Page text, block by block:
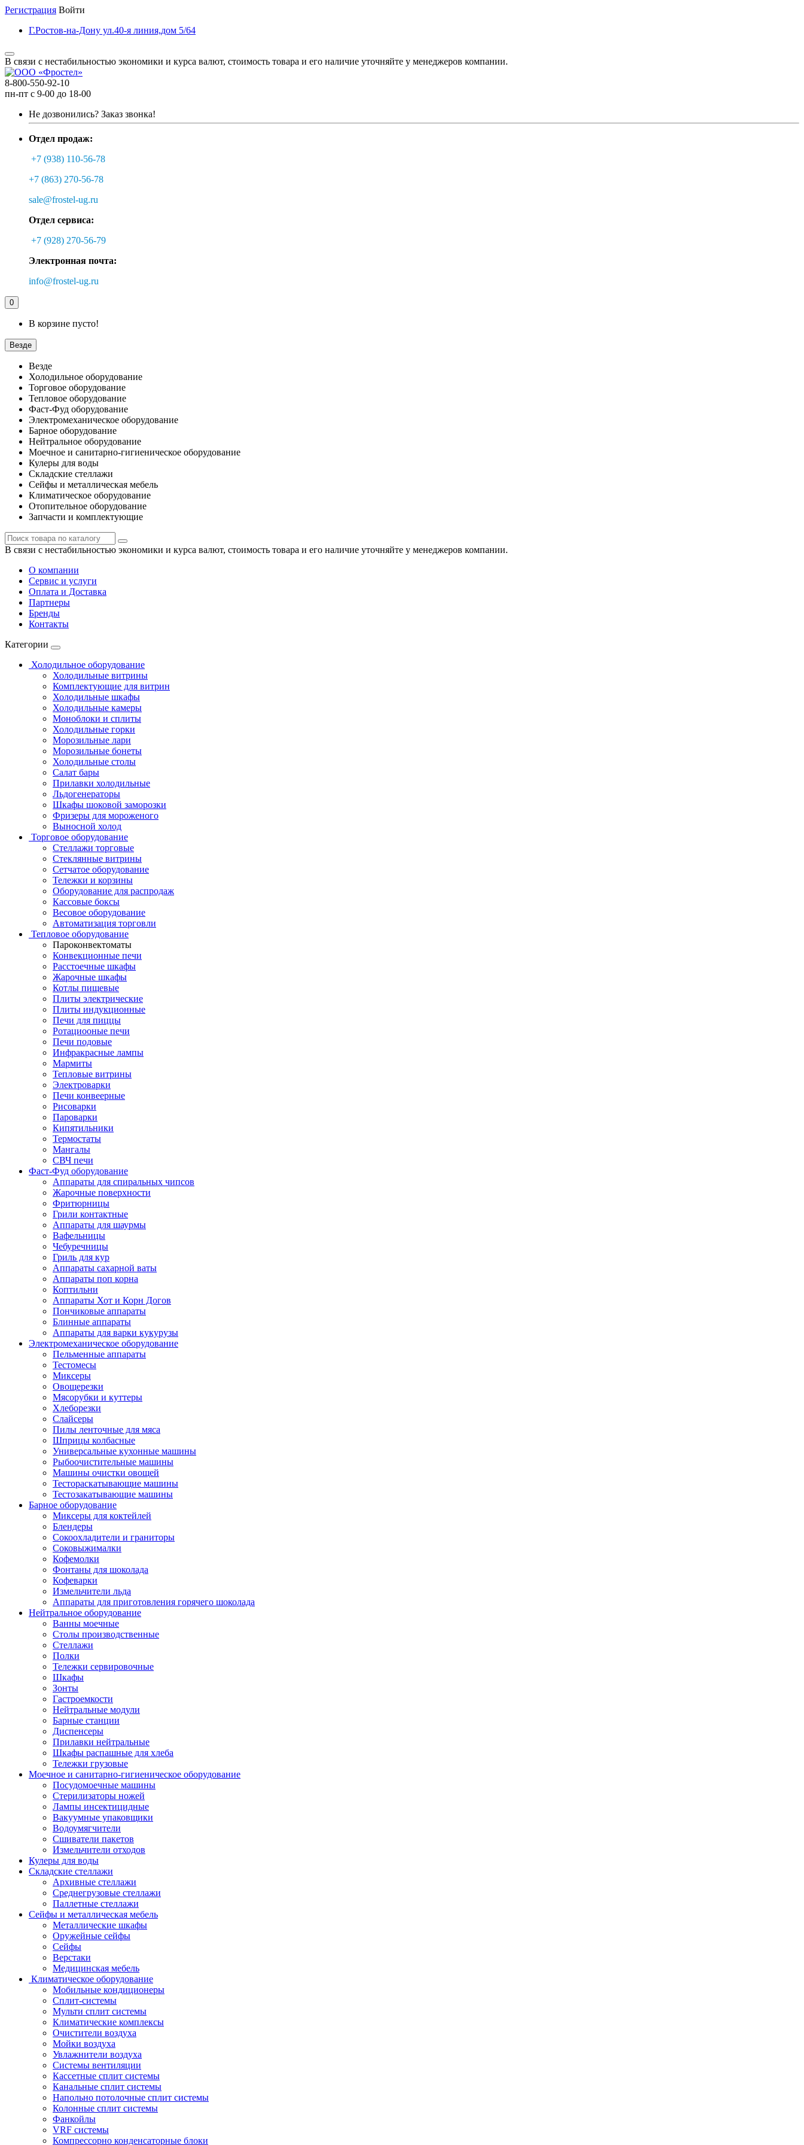
Регистрация Войти
Г.Ростов-на-Дону ул.40-я линия,дом 5/64
В связи с нестабильностью экономики и курса валют, стоимость товара и его наличие уточняйте у менеджеров компании.
8-800-550-92-10
пн-пт с 9-00 до 18-00
Не дозвонились? Заказ звонка!
Отдел продаж:
+7 (938) 110-56-78
+7 (863) 270-56-78
sale@frostel-ug.ru
Отдел сервиса:
+7 (928) 270-56-79
Электронная почта:
info@frostel-ug.ru
0
В корзине пусто!
Везде
Везде
Холодильное оборудование
Торговое оборудование
Тепловое оборудование
Фаст-Фуд оборудование
Электромеханическое оборудование
Барное оборудование
Нейтральное оборудование
Моечное и санитарно-гигиеническое оборудование
Кулеры для воды
Складские стеллажи
Сейфы и металлическая мебель
Климатическое оборудование
Отопительное оборудование
Запчасти и комплектующие
В связи с нестабильностью экономики и курса валют, стоимость товара и его наличие уточняйте у менеджеров компании.
О компании
Сервис и услуги
Оплата и Доставка
Партнеры
Бренды
Контакты
Категории
Холодильное оборудование
Холодильные витрины
Комплектующие для витрин
Холодильные шкафы
Холодильные камеры
Моноблоки и сплиты
Холодильные горки
Морозильные лари
Морозильные бонеты
Холодильные столы
Салат бары
Прилавки холодильные
Льдогенераторы
Шкафы шоковой заморозки
Фризеры для мороженого
Выносной холод
Торговое оборудование
Стеллажи торговые
Стеклянные витрины
Сетчатое оборудование
Тележки и корзины
Оборудование для распродаж
Кассовые боксы
Весовое оборудование
Автоматизация торговли
Тепловое оборудование
Пароконвектоматы
Конвекционные печи
Расстоечные шкафы
Жарочные шкафы
Котлы пищевые
Плиты электрические
Плиты индукционные
Печи для пиццы
Ротациооные печи
Печи подовые
Инфракрасные лампы
Мармиты
Тепловые витрины
Электроварки
Печи конвеерные
Рисоварки
Пароварки
Кипятильники
Термостаты
Мангалы
СВЧ печи
Фаст-Фуд оборудование
Аппараты для спиральных чипсов
Жарочные поверхности
Фритюрницы
Грили контактные
Аппараты для шаурмы
Вафельницы
Чебуречницы
Гриль для кур
Аппараты сахарной ваты
Аппараты поп корна
Коптильни
Аппараты Хот и Корн Догов
Пончиковые аппараты
Блинные аппараты
Аппараты для варки кукурузы
Электромеханическое оборудование
Пельменные аппараты
Тестомесы
Миксеры
Овощерезки
Мясорубки и куттеры
Хлеборезки
Слайсеры
Пилы ленточные для мяса
Шприцы колбасные
Универсальные кухонные машины
Рыбоочистительные машины
Машины очистки овощей
Тестораскатывающие машины
Тестозакатывающие машины
Барное оборудование
Миксеры для коктейлей
Блендеры
Сокоохладители и граниторы
Соковыжималки
Кофемолки
Фонтаны для шоколада
Кофеварки
Измельчители льда
Аппараты для приготовления горячего шоколада
Нейтральное оборудование
Ванны моечные
Столы производственные
Стеллажи
Полки
Тележки сервировочные
Шкафы
Зонты
Гастроемкости
Нейтральные модули
Барные станции
Диспенсеры
Прилавки нейтральные
Шкафы распашные для хлеба
Тележки грузовые
Моечное и санитарно-гигиеническое оборудование
Посудомоечные машины
Стерилизаторы ножей
Лампы инсектицидные
Вакуумные упаковщики
Водоумягчители
Сшиватели пакетов
Измельчители отходов
Кулеры для воды
Складские стеллажи
Архивные стеллажи
Среднегрузовые стеллажи
Паллетные стеллажи
Сейфы и металлическая мебель
Металлические шкафы
Оружейные сейфы
Сейфы
Верстаки
Медицинская мебель
Климатическое оборудование
Мобильные кондиционеры
Сплит-системы
Мульти сплит системы
Климатические комплексы
Очистители воздуха
Мойки воздуха
Увлажнители воздуха
Системы вентиляции
Кассетные сплит системы
Канальные сплит системы
Напольно потолочные сплит системы
Колонные сплит системы
Фанкойлы
VRF системы
Компрессорно конденсаторные блоки